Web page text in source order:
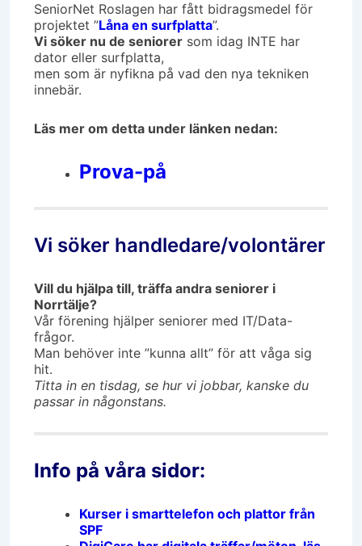
SeniorNet Roslagen har fått bidragsmedel för
projektet ”Låna en surfplatta”.
Vi söker nu de seniorer som idag INTE har
dator eller surfplatta,
men som är nyfikna på vad den nya tekniken
innebär.
Läs mer om detta under länken nedan:
Prova-på
Vi söker handledare/volontärer
Vill du hjälpa till, träffa andra seniorer i
Norrtälje?
Vår förening hjälper seniorer med IT/Data-
frågor.
Man behöver inte ”kunna allt” för att våga sig
hit.
Titta in en tisdag, se hur vi jobbar, kanske du
passar in någonstans.
Info på våra sidor:
Kurser i smarttelefon och plattor från
SPF